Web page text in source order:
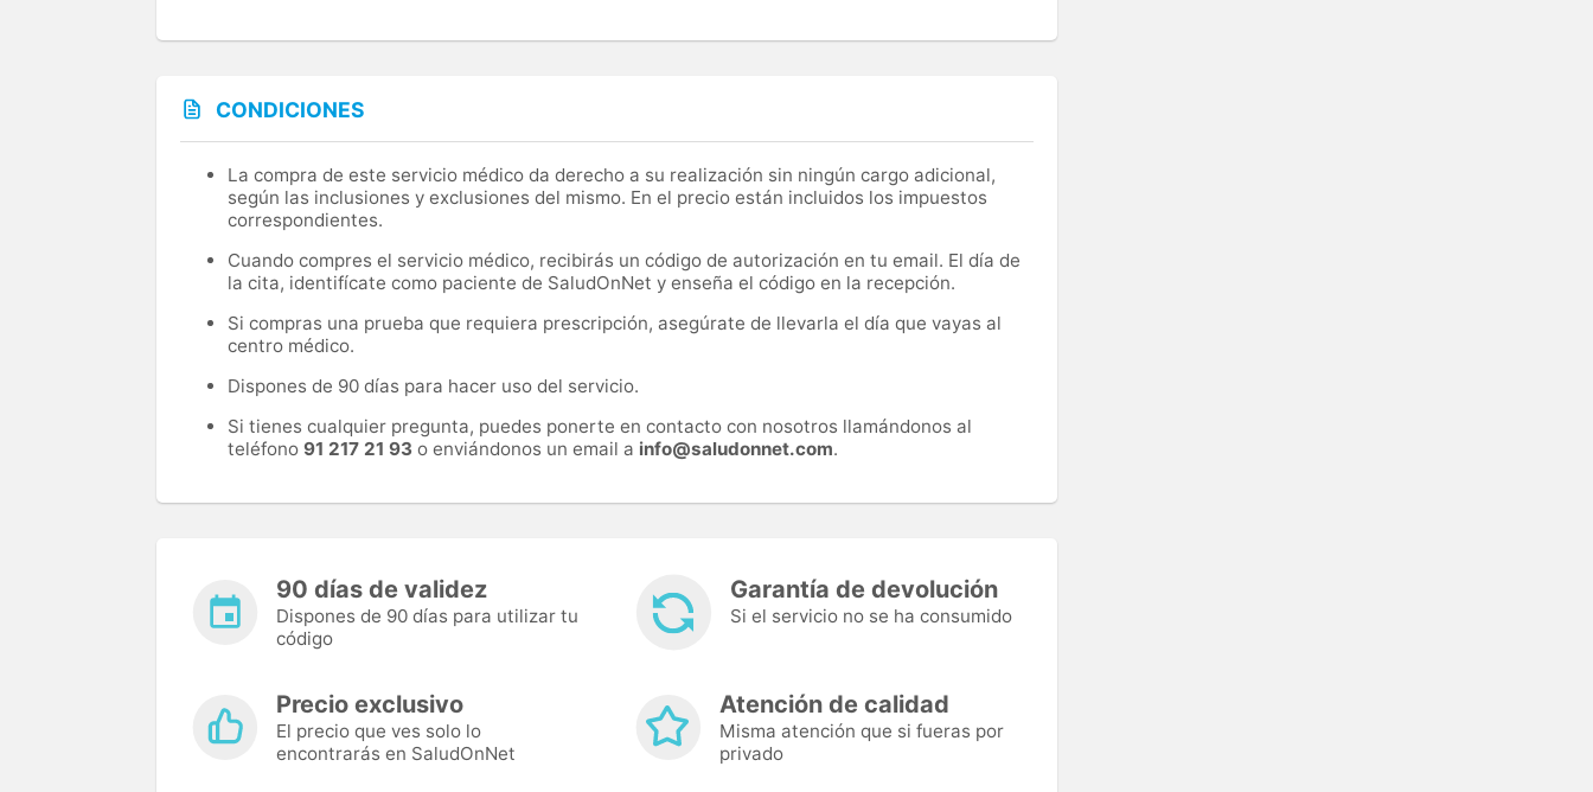
CONDICIONES
La compra de este servicio médico da derecho a su realización sin ningún cargo adicional,
según las inclusiones y exclusiones del mismo. En el precio están incluidos los impuestos
correspondientes.
Cuando compres el servicio médico, recibirás un código de autorización en tu email. El día de
la cita, identifícate como paciente de SaludOnNet y enseña el código en la recepción.
Si compras una prueba que requiera prescripción, asegúrate de llevarla el día que vayas al
centro médico.
Dispones de 90 días para hacer uso del servicio.
Si tienes cualquier pregunta, puedes ponerte en contacto con nosotros llamándonos al
teléfono 91 217 21 93 o enviándonos un email a info@saludonnet.com.
90 días de validez
Dispones de 90 días para utilizar tu
código
Garantía de devolución
Si el servicio no se ha consumido
Precio exclusivo
El precio que ves solo lo
encontrarás en SaludOnNet
Atención de calidad
Misma atención que si fueras por
privado